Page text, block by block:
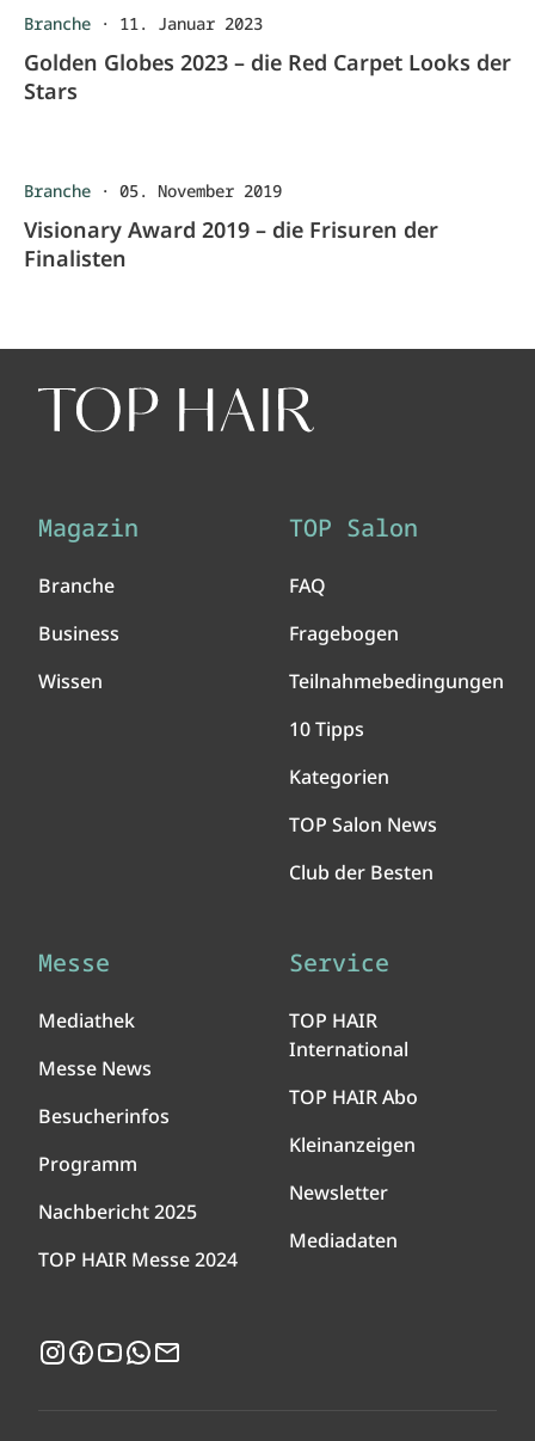
Branche · 11. Januar 2023
Golden Globes 2023 – die Red Carpet Looks der
Stars
Branche · 05. November 2019
Visionary Award 2019 – die Frisuren der
Finalisten
Magazin
Branche
Business
Wissen
TOP Salon
FAQ
Fragebogen
Teilnahmebedingungen
10 Tipps
Kategorien
TOP Salon News
Club der Besten
Messe
Mediathek
Messe News
Besucherinfos
Programm
Nachbericht 2025
TOP HAIR Messe 2024
Service
TOP HAIR
International
TOP HAIR Abo
Kleinanzeigen
Newsletter
Mediadaten
Instagram
Facebook
YouTubeWhatsApp